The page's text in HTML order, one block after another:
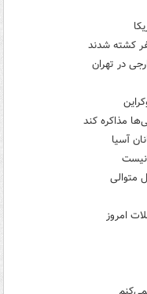
در تهران
مذاکره کند
آسیا